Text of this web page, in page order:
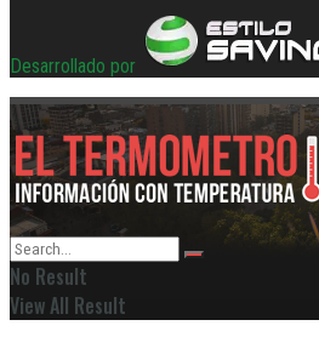
Desarrollado por
No Result
View All Result